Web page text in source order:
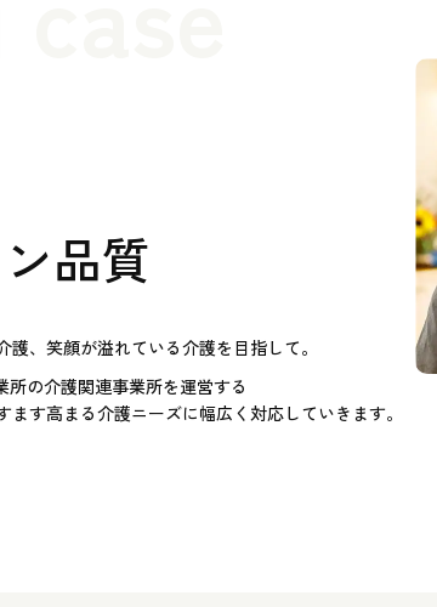
品質
、笑顔が溢れている介護を目指して。
所の介護関連事業所を運営する
す高まる介護ニーズに幅広く対応していきます。